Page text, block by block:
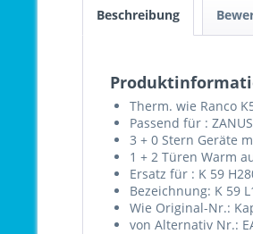
Beschreibung
Therm. wie Ranco
Passend für :
3 + 0 Stern Geräte
1 + 2 Türen Warm
Ersatz für : K 59
Bezeichnung: K 59
Wie Original-Nr.:
von Alternativ Nr.: